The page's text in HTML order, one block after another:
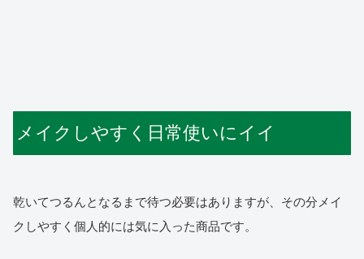
メイクしやすく日常使いにイイ
乾いてつるんとなるまで待つ必要はありますが、その分メイ
クしやすく個人的には気に入った商品です。